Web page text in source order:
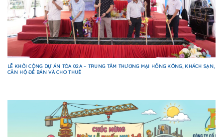
LỄ KHỞI CÔNG DỰ ÁN TÒA 02A – TRUNG TÂM THƯƠNG MẠI HỒNG KÔNG, KHÁCH SẠN,
CĂN HỘ ĐỂ BÁN VÀ CHO THUÊ